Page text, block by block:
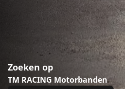
Zoeken op
TM RACING Motorbanden